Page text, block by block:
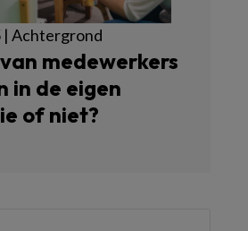
| Achtergrond
medewerkers
in de eigen
of niet?